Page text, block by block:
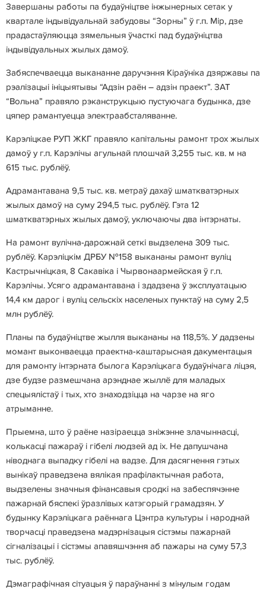
Завершаны работы па будаўніцтве інжынерных сетак у
квартале індывідуальнай забудовы “Зорны” ў г.п. Мір, дзе
прадастаўляюцца зямельныя ўчасткі пад будаўніцтва
індывідуальных жылых дамоў.
Забяспечваецца выкананне даручэння Кіраўніка дзяржавы па
рэалізацыі ініцыятывы “Адзін раён – адзін праект”. ЗАТ
“Вольна” правяло рэканструкцыю пустуючага будынка, дзе
цяпер рамантуецца электраабсталяванне.
Карэліцкае РУП ЖКГ правяло капітальны рамонт трох жылых
дамоў у г.п. Карэлічы агульнай плошчай 3,255 тыс. кв. м на
615 тыс. рублёў.
Адрамантавана 9,5 тыс. кв. метраў дахаў шматкватэрных
жылых дамоў на суму 294,5 тыс. рублёў. Гэта 12
шматкватэрных жылых дамоў, уключаючы два інтэрнаты.
На рамонт вулічна-дарожнай сеткі выдзелена 309 тыс.
рублёў. Карэліцкім ДРБУ №158 выкананы рамонт вуліц
Кастрычніцкая, 8 Сакавіка і Чырвонаармейская ў г.п.
Карэлічы. Усяго адрамантавана і здадзена ў эксплуатацыю
14,4 км дарог і вуліц сельскіх населеных пунктаў на суму 2,5
млн рублёў.
Планы па будаўніцтве жылля выкананы на 118,5%. У дадзены
момант выконваецца праектна-каштарысная дакументацыя
для рамонту інтэрната былога Карэліцкага будаўнічага ліцэя,
дзе будзе размешчана арэнднае жыллё для маладых
спецыялістаў і тых, хто знаходзіцца на чарзе на яго
атрыманне.
Прыемна, што ў раёне назіраецца зніжэнне злачыннасці,
колькасці пажараў і гібелі людзей ад іх. Не дапушчана
ніводнага выпадку гібелі на вадзе. Для дасягнення гэтых
вынікаў праведзена вялікая прафілактычная работа,
выдзелены значныя фінансавыя сродкі на забеспячэнне
пажарнай бяспекі ўразлівых катэгорый грамадзян. У
будынку Карэліцкага раённага Цэнтра культуры і народнай
творчасці праведзена мадэрнізацыя сістэмы пажарнай
сігналізацыі і сістэмы апавяшчэння аб пажары на суму 57,3
тыс. рублёў.
Дэмаграфічная сітуацыя ў параўнанні з мінулым годам